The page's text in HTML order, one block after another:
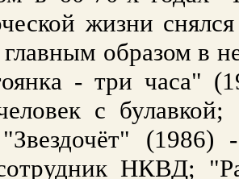
жизни
образом в
- три часа"
с
НКВД;